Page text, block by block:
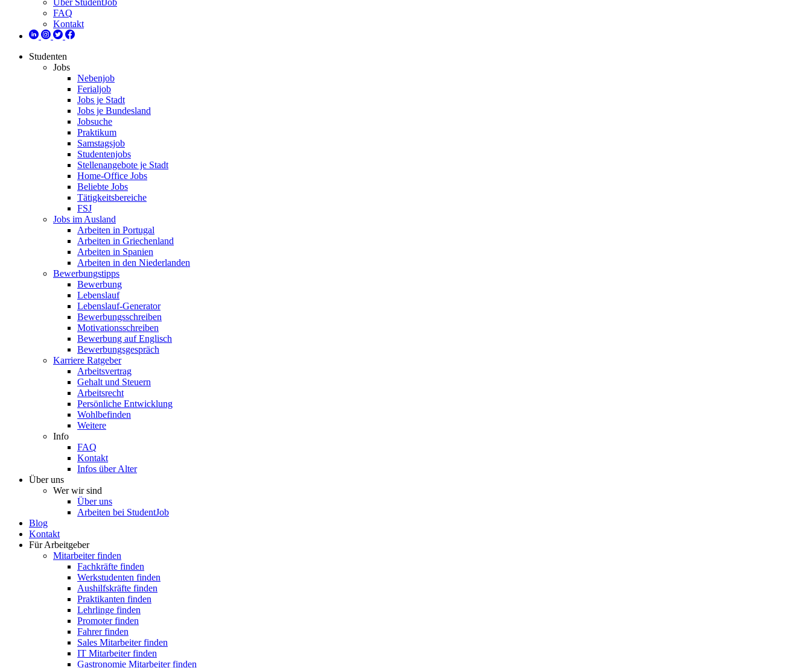
Über StudentJob
FAQ
Kontakt
Studenten
Jobs
Nebenjob
Ferialjob
Jobs je Stadt
Jobs je Bundesland
Jobsuche
Praktikum
Samstagsjob
Studentenjobs
Stellenangebote je Stadt
Home-Office Jobs
Beliebte Jobs
Tätigkeitsbereiche
FSJ
Jobs im Ausland
Arbeiten in Portugal
Arbeiten in Griechenland
Arbeiten in Spanien
Arbeiten in den Niederlanden
Bewerbungstipps
Bewerbung
Lebenslauf
Lebenslauf-Generator
Bewerbungsschreiben
Motivationsschreiben
Bewerbung auf Englisch
Bewerbungsgespräch
Karriere Ratgeber
Arbeitsvertrag
Gehalt und Steuern
Arbeitsrecht
Persönliche Entwicklung
Wohlbefinden
Weitere
Info
FAQ
Kontakt
Infos über Alter
Über uns
Wer wir sind
Über uns
Arbeiten bei StudentJob
Blog
Kontakt
Für Arbeitgeber
Mitarbeiter finden
Fachkräfte finden
Werkstudenten finden
Aushilfskräfte finden
Praktikanten finden
Lehrlinge finden
Promoter finden
Fahrer finden
Sales Mitarbeiter finden
IT Mitarbeiter finden
Gastronomie Mitarbeiter finden